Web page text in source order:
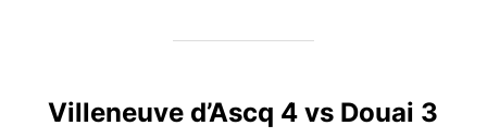
Villeneuve d’Ascq 4 vs Douai 3